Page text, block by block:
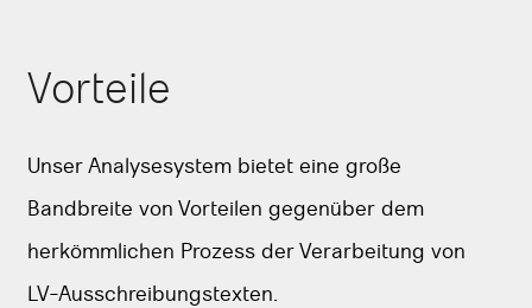
Vorteile
Unser Analysesystem bietet eine große
Bandbreite von Vorteilen gegenüber dem
herkömmlichen Prozess der Verarbeitung von
LV-Ausschreibungstexten.